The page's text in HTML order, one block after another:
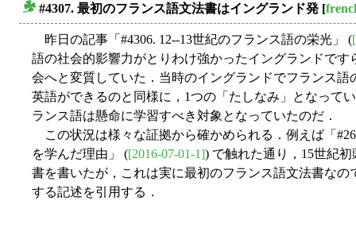
#4307. 最初のフランス語文法書はイングランド発 [
昨日の記事「#4306. 12--13世紀のフランス語の栄光」 (
語の社会的影響力がとりわけ強かったイングランドで
会へと変質していた．当時のイングランドでフランス
英語ができるのと同様に，1つの「たしなみ」となって
ランス語は懸命に学習すべき対象となっていたのだ．
この状況は様々な証拠から確かめられる．例えば「
を学んだ理由」 ([2016-07-01-1]) で触れた通り，15世紀初
書を書いたが，これは実に最初のフランス語文法書なの
する記述を引用する．